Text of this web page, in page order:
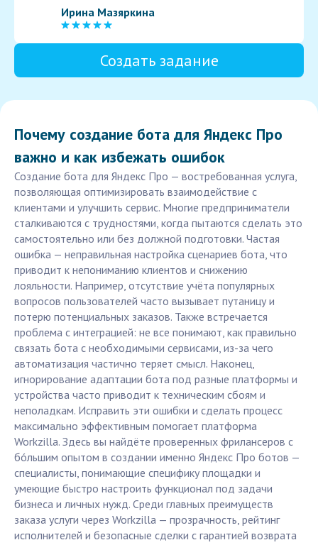
Ирина Мазяркина
Создать задание
Почему создание бота для Яндекс Про
важно и как избежать ошибок
Создание бота для Яндекс Про — востребованная услуга,
позволяющая оптимизировать взаимодействие с
клиентами и улучшить сервис. Многие предприниматели
сталкиваются с трудностями, когда пытаются сделать это
самостоятельно или без должной подготовки. Частая
ошибка — неправильная настройка сценариев бота, что
приводит к непониманию клиентов и снижению
лояльности. Например, отсутствие учёта популярных
вопросов пользователей часто вызывает путаницу и
потерю потенциальных заказов. Также встречается
проблема с интеграцией: не все понимают, как правильно
связать бота с необходимыми сервисами, из-за чего
автоматизация частично теряет смысл. Наконец,
игнорирование адаптации бота под разные платформы и
устройства часто приводит к техническим сбоям и
неполадкам. Исправить эти ошибки и сделать процесс
максимально эффективным помогает платформа
Workzilla. Здесь вы найдёте проверенных фрилансеров с
бóльшим опытом в создании именно Яндекс Про ботов —
специалисты, понимающие специфику площадки и
умеющие быстро настроить функционал под задачи
бизнеса и личных нужд. Среди главных преимуществ
заказа услуги через Workzilla — прозрачность, рейтинг
исполнителей и безопасные сделки с гарантией возврата